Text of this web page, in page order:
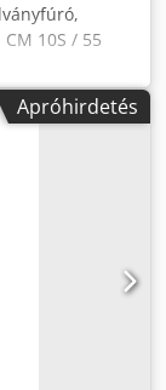
10S / 55
1 / perc -
220 x 280 mm -
200 mm -
mm - súly 206
Apróhirdetés